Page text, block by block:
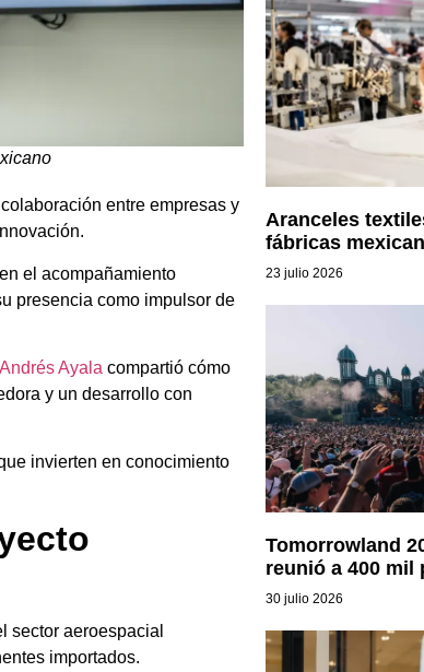
entre empresas y
el acompañamiento
presencia como impulsor de
Ayala compartió cómo
y un desarrollo con
invierten en conocimiento
sector aeroespacial
importados.
Aranceles
fábricas
23 julio 2026
Tomorrowland
reunió a 400 mil
30 julio 2026